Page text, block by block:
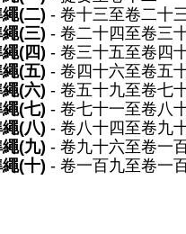
(二) - 卷十三至卷二十
(三) - 卷二十四至卷三
(四) - 卷三十五至卷四
(五) - 卷四十六至卷五
(六) - 卷五十九至卷七
(七) - 卷七十一至卷八
(八) - 卷八十四至卷九
(九) - 卷九十六至卷一
(十) - 卷一百九至卷一